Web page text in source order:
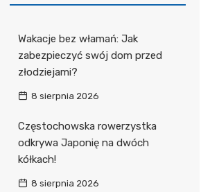
Wakacje bez włamań: Jak
zabezpieczyć swój dom przed
złodziejami?
8 sierpnia 2026
Częstochowska rowerzystka
odkrywa Japonię na dwóch
kółkach!
8 sierpnia 2026